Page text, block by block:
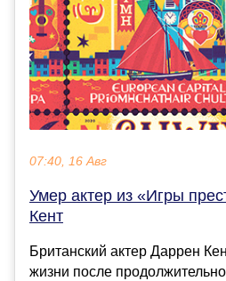
07:40, 16 Авг
Умер актер из «Игры
Кент
Британский актер Даррен
жизни после